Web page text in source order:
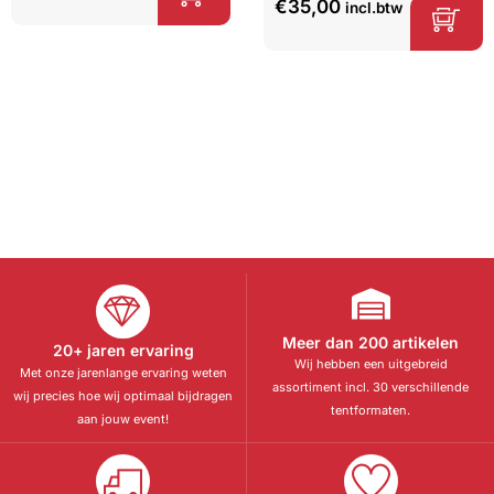
gebaseerd
€35,00 incl.btw
20+ jaren ervaring
Met onze jarenlange ervaring weten
wij precies hoe wij optimaal bijdragen
aan jouw event!
Meer dan 200 artikelen
Wij hebben een uitgebreid
assortiment incl. 30 verschillende
tentformaten.